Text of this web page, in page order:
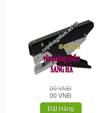
00 VNĐ
00 VNĐ
Đặt Hàng